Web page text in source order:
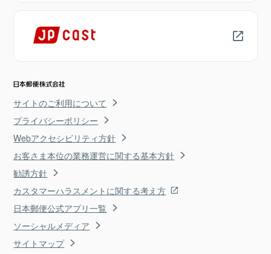
サイトのご利用について
プライバシーポリシー
Webアクセシビリティ方針
お客さま本位の業務運営に関する基本方針
勧誘方針
カスタマーハラスメントに関する考え方
日本郵便公式アプリ一覧
ソーシャルメディア
サイトマップ